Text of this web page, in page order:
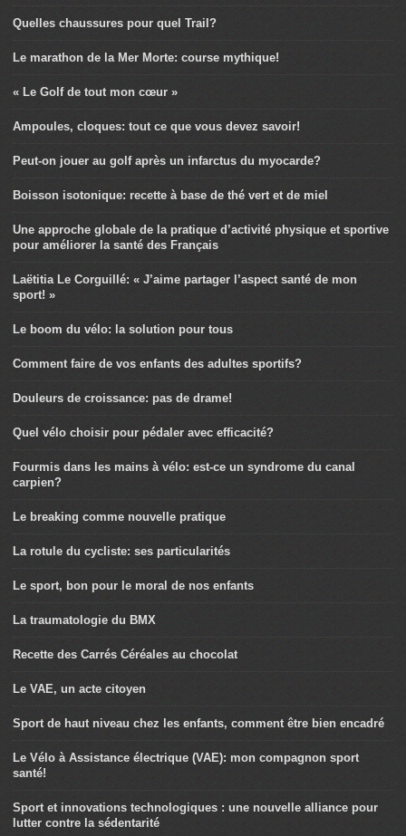
Quelles chaussures pour quel Trail?
Le marathon de la Mer Morte: course mythique!
« Le Golf de tout mon cœur »
Ampoules, cloques: tout ce que vous devez savoir!
Peut-on jouer au golf après un infarctus du myocarde?
Boisson isotonique: recette à base de thé vert et de miel
Une approche globale de la pratique d’activité physique et sportive
pour améliorer la santé des Français
Laëtitia Le Corguillé: « J’aime partager l’aspect santé de mon
sport! »
Le boom du vélo: la solution pour tous
Comment faire de vos enfants des adultes sportifs?
Douleurs de croissance: pas de drame!
Quel vélo choisir pour pédaler avec efficacité?
Fourmis dans les mains à vélo: est-ce un syndrome du canal
carpien?
Le breaking comme nouvelle pratique
La rotule du cycliste: ses particularités
Le sport, bon pour le moral de nos enfants
La traumatologie du BMX
Recette des Carrés Céréales au chocolat
Le VAE, un acte citoyen
Sport de haut niveau chez les enfants, comment être bien encadré
Le Vélo à Assistance électrique (VAE): mon compagnon sport
santé!
Sport et innovations technologiques : une nouvelle alliance pour
lutter contre la sédentarité